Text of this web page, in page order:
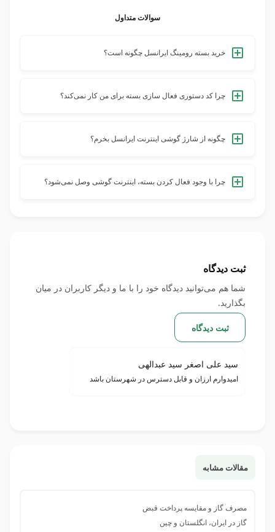
سوالات متداول
خرید بسته رومینگ ایرانسل چگونه است؟
شماره‌گیری کد دستوری *۱۱۱*۱# نیز اقدام کنید.
چرا کد دستوری فعال سازی بسته برای من کار نمی‌کند؟
می‌دهد. در این شرایط گوشی را ری‌استارت کنید، دوباره کد را
چگونه از شارژ گوشی اینترنت ایرانسل بخرم؟
خرید بسته، گزینه موردنظر را انتخاب کنید تا هزینه بسته از شارژ
چرا با وجود فعال کردن بسته، اینترنت گوشی وصل نمی‌شود؟
ثبت دیدگاه
شما هم می‌توانید دیدگاه خود را با ما و دیگر کاربران در میان
بگذارید.
ثبت دیدگاه
سید علی اصغر سید عبدالهی
امیدوارم ارزان و قابل دسترس در شهرستان باشد
مقالات مشابه
مصرف گاز و مقایسه پرداخت قبض
گاز در ایران، انگلستان و چین